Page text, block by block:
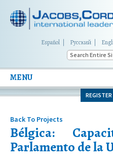
Español Русский
MENU
REGISTER
Back To Projects
Bélgica:
Parlamento de la